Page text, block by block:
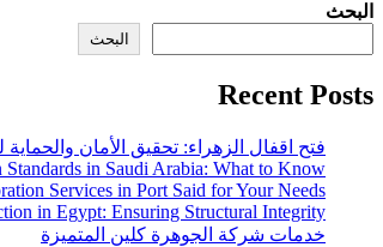
البحث
البحث
Recent Posts
فتح اقفال الزهراء: تحقيق الأمان
Standards in Saudi Arabia: What to Know
Services in Port Said for Your Needs
in Egypt: Ensuring Structural Integrity
خدمات شركة الجوهرة كلين المتميزة